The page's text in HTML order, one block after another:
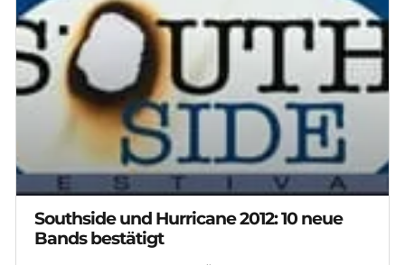
Southside und Hurricane 2012: 10 neue
Bands bestätigt